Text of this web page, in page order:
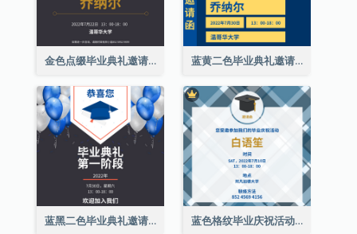
金色点缀毕业典礼邀请函 蓝黄二色毕业典礼邀请函
蓝黑二色毕业典礼邀请函 蓝色格纹毕业庆祝活动邀请函